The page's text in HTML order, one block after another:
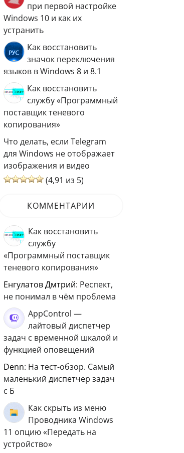
при первой настройке
Windows 10 и как их
устранить
Как восстановить
значок переключения
языков в Windows 8 и 8.1
Как восстановить
службу «Программный
поставщик теневого
копирования»
Что делать, если Telegram
для Windows не отображает
изображения и видео
(4,91 из 5)
КОММЕНТАРИИ
Как восстановить
службу
«Программный поставщик
теневого копирования»
Енгулатов Дмтрий: Респект,
не понимал в чём проблема
AppControl —
лайтовый диспетчер
задач с временной шкалой и
функцией оповещений
Denn: На тест-обзор. Самый
маленький диспетчер задач
с Б
Как скрыть из меню
Проводника Windows
11 опцию «Передать на
устройство»